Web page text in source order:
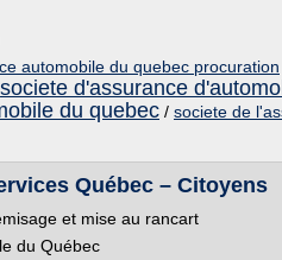
automobile du quebec procuration
societe d'assurance
du quebec / societe de
Québec – Citoyens
et mise au rancart
du Québec